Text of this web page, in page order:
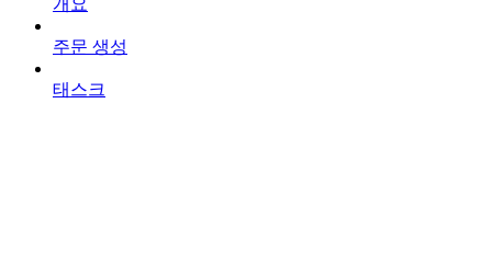
주문 생성
태스크